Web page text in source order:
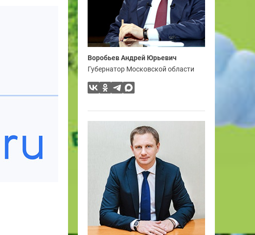
Воробьев Андрей Юрьевич
Губернатор Московской области